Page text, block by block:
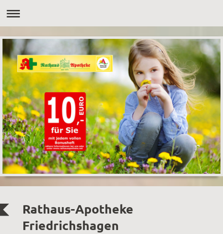
Rathaus-Apotheke
Friedrichshagen